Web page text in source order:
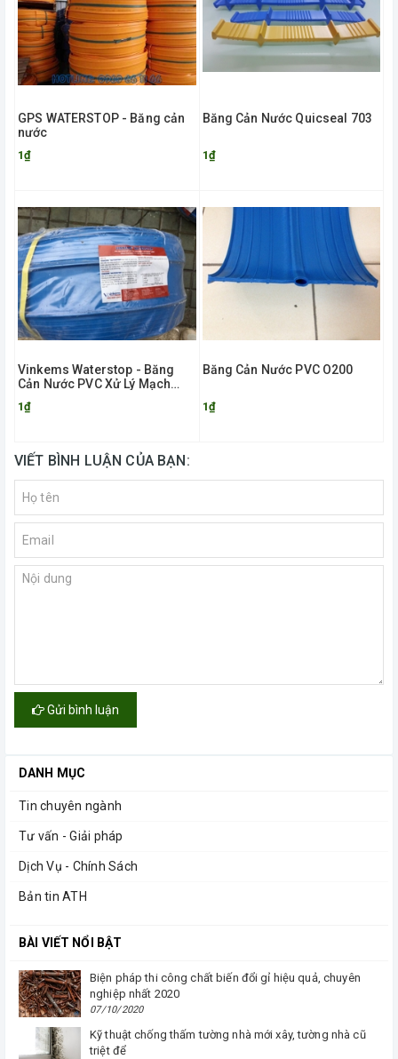
GPS WATERSTOP - Băng cản
nước
1₫
Băng Cản Nước Quicseal 703
1₫
Vinkems Waterstop - Băng
Cản Nước PVC Xử Lý Mạch
1₫
Băng Cản Nước PVC O200
1₫
VIẾT BÌNH LUẬN CỦA BẠN:
Gửi bình luận
DANH MỤC
Tin chuyên ngành
Tư vấn - Giải pháp
Dịch Vụ - Chính Sách
Bản tin ATH
BÀI VIẾT NỔI BẬT
Biện pháp thi công chất biến đổi gỉ hiệu quả, chuyên
nghiệp nhất 2020
07/10/2020
Kỹ thuật chống thấm tường nhà mới xây, tường nhà cũ
triệt để